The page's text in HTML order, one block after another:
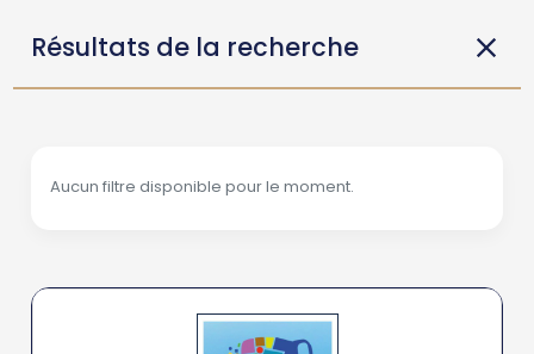
Résultats de la recherche
Aucun filtre disponible pour le moment.